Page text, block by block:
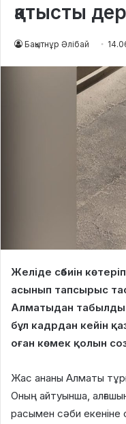
қатысты
Бақытнұр Әлібай
Желіде сәбиін
асынып тапсырыс
Алматыдан табылды.
бұл кадрдан кейін
оған көмек қолын
Жас ананы Алматы
Оның айтуынша,
расымен сәби екеніне